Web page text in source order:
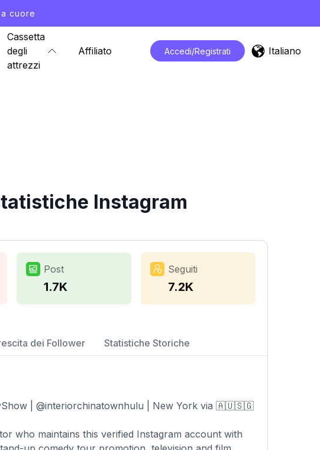
cuore
Cassetta
degli
attrezzi
Affiliato Accedi/Registrati Italiano
Instagram
Post
1.7K
Seguiti
7.2K
dei Follower Statistiche Storiche
| @interiorchinatownhulu | New York via 🇦🇺🇸🇬
who maintains this verified Instagram account with